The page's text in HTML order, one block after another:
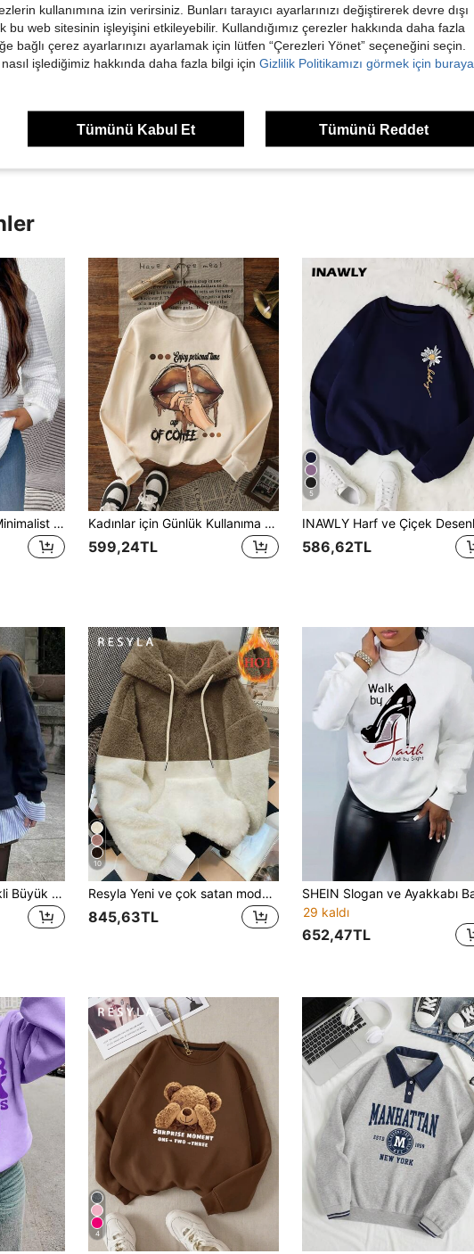
Helpful (3)
Görüntüle
EMERY ROSE Rahat Minimalist Kahverengi El Boyaması Kalp Grafik Baskılı Yuvarlak Yaka Ekose Rahat Beyaz Sweatshirt, Kavisli Etek Ucu Yan Yırtmaç Tasarımı, Sonbahar/Kış İçin Uygun Kadınlar için Günlük Kullanıma Uygun, Yuvarlak Yakalı, Kahve Temalı, El Hareketi Baskılı Sweatshirt, Şık ve Çok Yönlü, Sonbahar/Kış/İlkbahar Mevsimlerine Uygun.
599,24TL
5
586,62TL
Kaliforniya Ayısı Grafikli Büyük Beden Günlük Yuvarlak Yaka Uzun Kollu Kadın Sweatshirt'ü İlkbahar İçin
10
Resyla Yeni ve çok satan model, yumuşak ve mumsu, renk bloklu pelüş dokulu kadın kapüşonlu sweatshirt, alışverişe ve kız arkadaşlarınızla dışarı çıkmaya mükemmel uyum sağlar, ilkbahar, sonbahar ve kış için şık ve sıcaktır.
845,63TL
29 kaldı
652,47TL
4
kullanımına izin verirsiniz. Bunları tarayıcı ayarlarınızı değiştirerek devre dışı
bu web sitesinin işleyişini etkileyebilir. Kullandığımız çerezler hakkında daha fazla
bağlı çerez ayarlarınızı ayarlamak için lütfen “Çerezleri Yönet” seçeneğini seçin.
nasıl işlediğimiz hakkında daha fazla bilgi için Gizlilik Politikamızı görmek için buraya
Tümünü Kabul Et Tümünü Reddet